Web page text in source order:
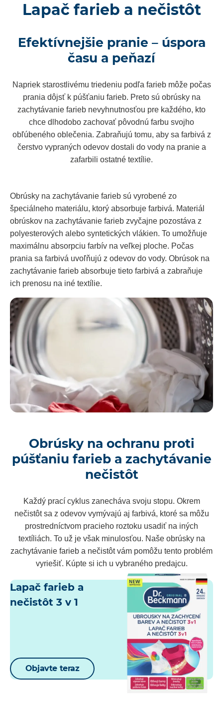
Lapač farieb a nečistôt
Efektívnejšie pranie – úspora
času a peňazí
Napriek starostlivému triedeniu podľa farieb môže počas
prania dôjsť k púšťaniu farieb. Preto sú obrúsky na
zachytávanie farieb nevyhnutnosťou pre každého, kto
chce dlhodobo zachovať pôvodnú farbu svojho
obľúbeného oblečenia. Zabraňujú tomu, aby sa farbivá z
čerstvo vypraných odevov dostali do vody na pranie a
zafarbili ostatné textílie.
Obrúsky na zachytávanie farieb sú vyrobené zo
špeciálneho materiálu, ktorý absorbuje farbivá. Materiál
obrúskov na zachytávanie farieb zvyčajne pozostáva z
polyesterových alebo syntetických vlákien. To umožňuje
maximálnu absorpciu farbív na veľkej ploche. Počas
prania sa farbivá uvoľňujú z odevov do vody. Obrúsok na
zachytávanie farieb absorbuje tieto farbivá a zabraňuje
ich prenosu na iné textílie.
Obrúsky na ochranu proti
púšťaniu farieb a zachytávanie
nečistôt
Každý prací cyklus zanecháva svoju stopu. Okrem
nečistôt sa z odevov vymývajú aj farbivá, ktoré sa môžu
prostredníctvom pracieho roztoku usadiť na iných
textíliách. To už je však minulosťou. Naše obrúsky na
zachytávanie farieb a nečistôt vám pomôžu tento problém
vyriešiť. Kúpte si ich u vybraného predajcu.
Lapač farieb a
nečistôt 3 v 1
Objavte teraz